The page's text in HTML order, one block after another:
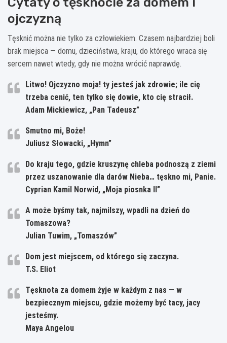
ojczyzną
Tęsknić można nie tylko za człowiekiem. Czasem najbardziej boli
brak miejsca — domu, dzieciństwa, kraju, do którego wraca się
sercem nawet wtedy, gdy nie można wrócić naprawdę.
Litwo! Ojczyzno moja! ty jesteś jak zdrowie; ile cię
trzeba cenić, ten tylko się dowie, kto cię stracił.
Adam Mickiewicz, „Pan Tadeusz”
Smutno mi, Boże!
Juliusz Słowacki, „Hymn”
Do kraju tego, gdzie kruszynę chleba podnoszą z ziemi
przez uszanowanie dla darów Nieba… tęskno mi, Panie.
Cyprian Kamil Norwid, „Moja piosnka II”
A może byśmy tak, najmilszy, wpadli na dzień do
Tomaszowa?
Julian Tuwim, „Tomaszów”
Dom jest miejscem, od którego się zaczyna.
T.S. Eliot
Tęsknota za domem żyje w każdym z nas — w
bezpiecznym miejscu, gdzie możemy być tacy, jacy
jesteśmy.
Maya Angelou